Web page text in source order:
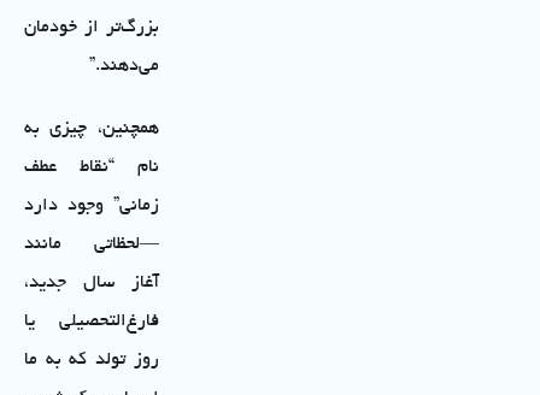
بزرگ‌تر از خودمان
می‌دهند.”
همچنین، چیزی به
نام “نقاط عطف
زمانی” وجود دارد
—لحظاتی مانند
آغاز سال جدید،
فارغ‌التحصیلی یا
روز تولد که به ما